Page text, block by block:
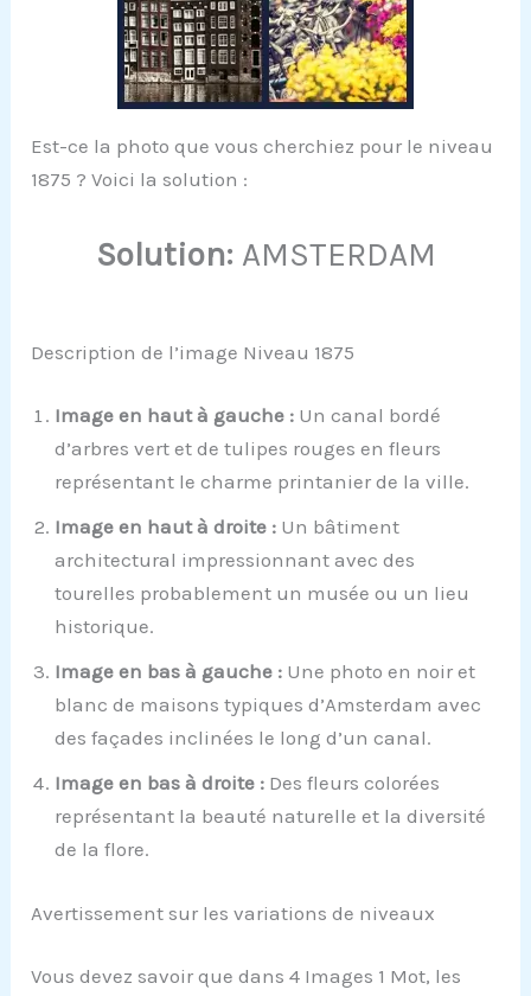
Est-ce la photo que vous cherchiez pour le niveau
1875 ? Voici la solution :
Solution: AMSTERDAM
Description de l’image Niveau 1875
Image en haut à gauche : Un canal bordé
d’arbres vert et de tulipes rouges en fleurs
représentant le charme printanier de la ville.
Image en haut à droite : Un bâtiment
architectural impressionnant avec des
tourelles probablement un musée ou un lieu
historique.
Image en bas à gauche : Une photo en noir et
blanc de maisons typiques d’Amsterdam avec
des façades inclinées le long d’un canal.
Image en bas à droite : Des fleurs colorées
représentant la beauté naturelle et la diversité
de la flore.
Avertissement sur les variations de niveaux
Vous devez savoir que dans 4 Images 1 Mot, les